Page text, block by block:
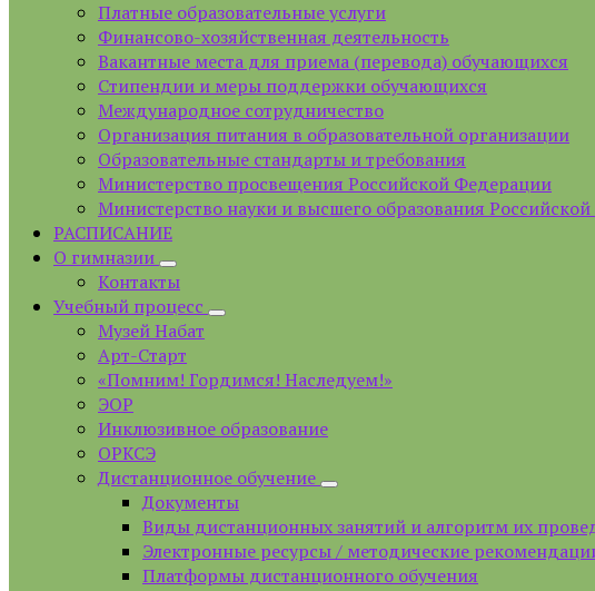
Платные образовательные услуги
Финансово-хозяйственная деятельность
Вакантные места для приема (перевода) обучающихся
Стипендии и меры поддержки обучающихся
Международное сотрудничество
Организация питания в образовательной организации
Образовательные стандарты и требования
Министерство просвещения Российской Федерации
Министерство науки и высшего образования
РАСПИСАНИЕ
О гимназии
Контакты
Учебный процесс
Музей Набат
Арт-Старт
«Помним! Гордимся! Наследуем!»
ЭОР
Инклюзивное образование
ОРКСЭ
Дистанционное обучение
Документы
Виды дистанционных занятий и алгоритм их
Электронные ресурсы / методические
Платформы дистанционного обучения